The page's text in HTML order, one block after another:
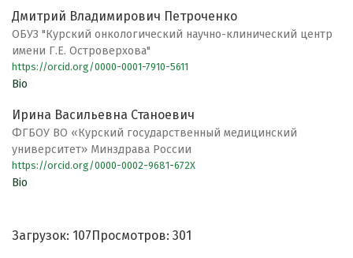
Дмитрий Владимирович Петроченко
ОБУЗ "Курский онкологический научно-клинический центр
имени Г.Е. Островерхова"
https://orcid.org/0000-0001-7910-5611
Bio
Ирина Васильевна Станоевич
ФГБОУ ВО «Курский государственный медицинский
университет» Минздрава России
https://orcid.org/0000-0002-9681-672X
Bio
Загрузок: 107 Просмотров: 301